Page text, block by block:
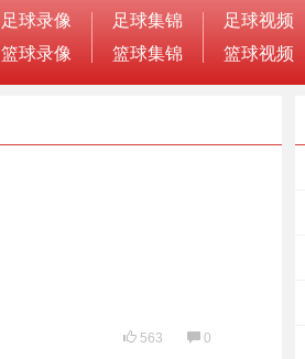
足球录像
篮球录像
足球集锦
篮球集锦
足球视频
篮球视频
563 0